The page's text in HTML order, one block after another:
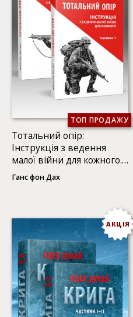
ТОП ПРОДАЖУ
Тотальний опір:
Інструкція з ведення
малої війни для кожного.
Частини 1-2 (2 КНИГИ)
Ганс фон Дах
АКЦІЯ